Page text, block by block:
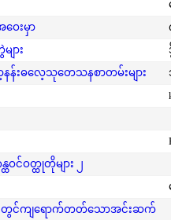
းမှာ
ား
နန်းဓလေ့သုတေသနစာတမ်းများ
င်ဝတ္ထုတိုများ ၂
းတွင်ကျရောက်တတ်သောအင်းဆက်